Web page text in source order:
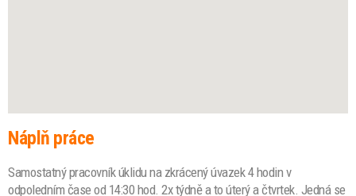
Náplň práce
Samostatný pracovník úklidu na zkrácený úvazek 4 hodin v
odpoledním čase od 14:30 hod. 2x týdně a to úterý a čtvrtek. Jedná se